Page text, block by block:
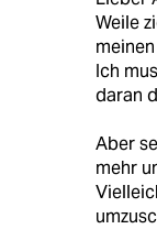
Weile
Ich
daran
Aber
mehr